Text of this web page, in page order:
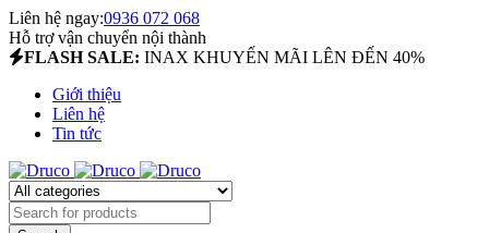
Liên hệ ngay:0936 072 068
Hỗ trợ vận chuyển nội thành
FLASH SALE: INAX KHUYẾN MÃI LÊN ĐẾN 40%
Giới thiệu
Liên hệ
Tin tức